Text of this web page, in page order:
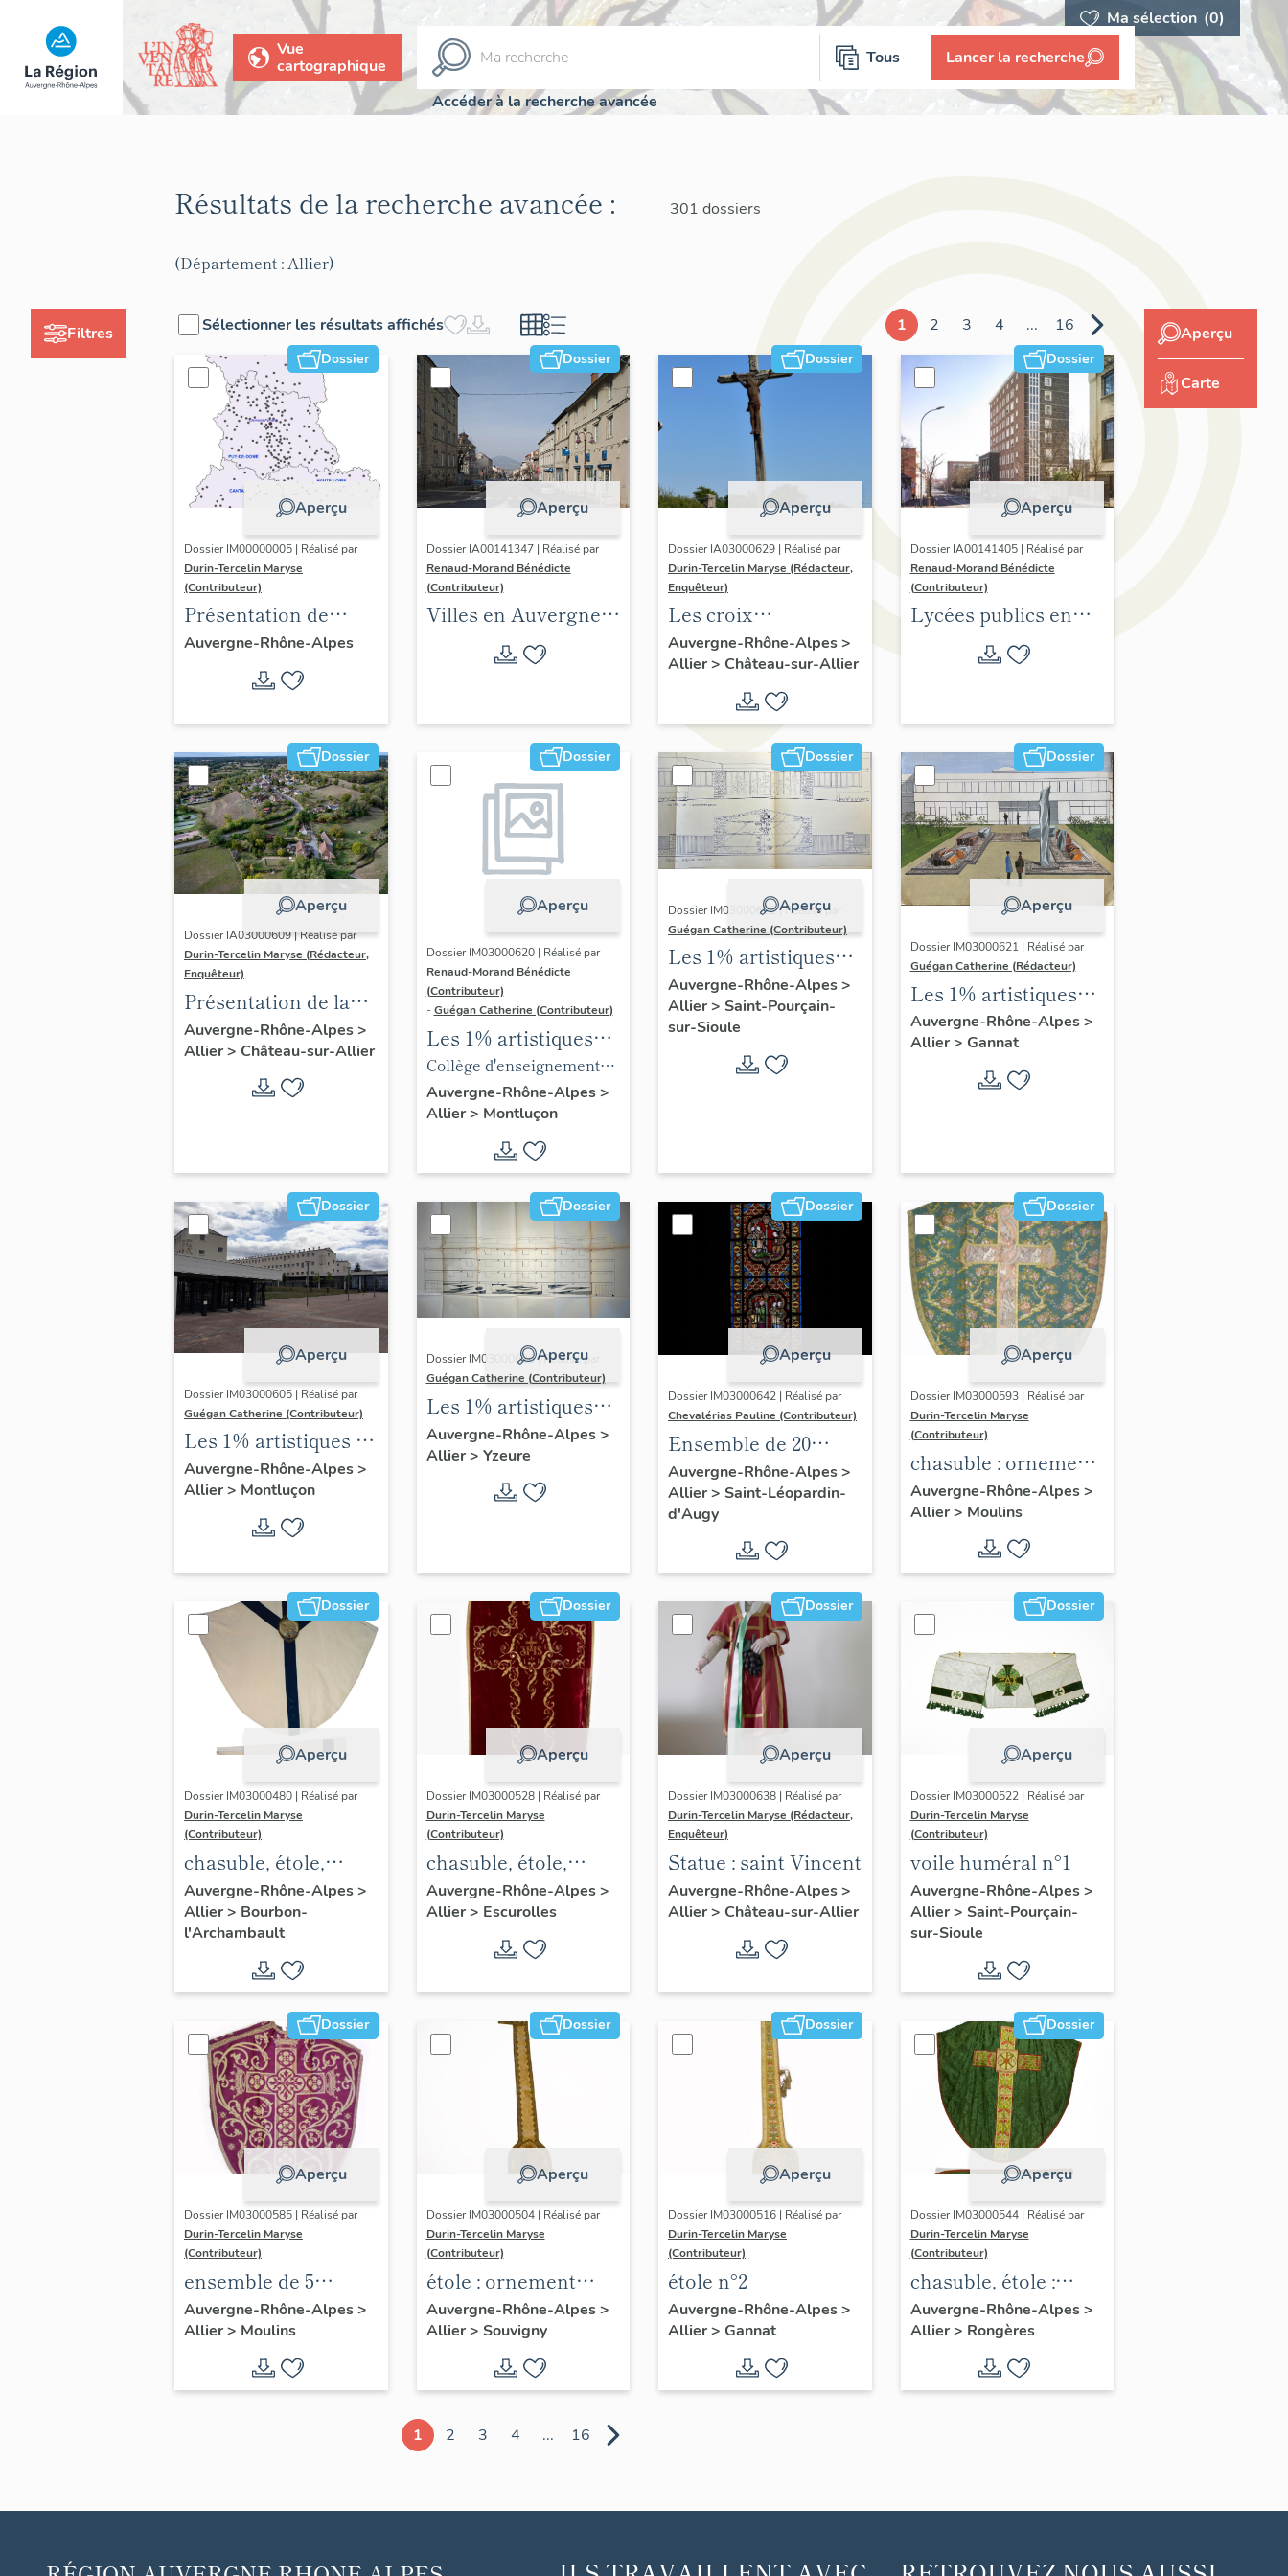
Ma sélection (0)
Vue
cartographique
Tous Lancer la recherche
Accéder à la recherche avancée
Filtres
Résultats de la recherche avancée : 301 dossiers
(Département : Allier)
Sélectionner les résultats affichés 1 2 3 4 ... 16
Dossier
Aperçu
Dossier IM00000005 | Réalisé par
Durin-Tercelin Maryse
(Contributeur)
Présentation de
l’opération tissus et
ornements
liturgiques en
Auvergne
Auvergne-Rhône-Alpes
Dossier
Aperçu
Dossier IA00141347 | Réalisé par
Renaud-Morand Bénédicte
(Contributeur)
Villes en Auvergne :
les formes urbaines
Dossier
Aperçu
Dossier IA03000629 | Réalisé par
Durin-Tercelin Maryse (Rédacteur,
Enquêteur)
Les croix
monumentales de la
commune de
Château-sur-Allier
Auvergne-Rhône-Alpes>
Allier> Château-sur-Allier
Dossier
Aperçu
Dossier IA00141405 | Réalisé par
Renaud-Morand Bénédicte
(Contributeur)
Lycées publics en
espace urbain (1802-
Dossier
Aperçu
Dossier IA03000609 | Réalisé par
Durin-Tercelin Maryse (Rédacteur,
Enquêteur)
Présentation de la
commune de
Château-sur-Allier
Auvergne-Rhône-Alpes>
Allier> Château-sur-Allier
Dossier
Aperçu
Dossier IM03000620 | Réalisé par
Renaud-Morand Bénédicte
(Contributeur)
-Guégan Catherine (Contributeur)
Les 1% artistiques
du lycée Maurice-
Guyot
Collège d'enseignement
technique, puis lycée
d'enseignement
professionnel de Nerdre,
puis lycée professionnel
Maurice-Guyot,
actuellement immeuble à
logements, boutiques,
ateliers et école
Auvergne-Rhône-Alpes>
Allier> Montluçon
Dossier
Aperçu
Dossier IM03000622 | Réalisé par
Guégan Catherine (Contributeur)
Les 1% artistiques
du lycée Blaise-de-
Vigenère
Auvergne-Rhône-Alpes>
Allier> Saint-Pourçain-
sur-Sioule
Dossier
Aperçu
Dossier IM03000621 | Réalisé par
Guégan Catherine (Rédacteur)
Les 1% artistiques
du lycée Gustave-
Eiffel
Auvergne-Rhône-Alpes>
Allier> Gannat
Dossier
Aperçu
Dossier IM03000605 | Réalisé par
Guégan Catherine (Contributeur)
Les 1% artistiques de
l'école nationale
professionnelle de
Montluçon, actuel
lycée Paul-Constans
Auvergne-Rhône-Alpes>
Allier> Montluçon
Dossier
Aperçu
Dossier IM03000626 | Réalisé par
Guégan Catherine (Contributeur)
Les 1% artistiques
du lycée Jean-
Monnet d'Yzeure
Auvergne-Rhône-Alpes>
Allier> Yzeure
Dossier
Aperçu
Dossier IM03000642 | Réalisé par
Chevalérias Pauline (Contributeur)
Ensemble de 20
verrières
Auvergne-Rhône-Alpes>
Allier> Saint-Léopardin-
d'Augy
Dossier
Aperçu
Dossier IM03000593 | Réalisé par
Durin-Tercelin Maryse
(Contributeur)
chasuble : ornement
vert n°1
Auvergne-Rhône-Alpes>
Allier> Moulins
Dossier
Aperçu
Dossier IM03000480 | Réalisé par
Durin-Tercelin Maryse
(Contributeur)
chasuble, étole,
ornement blanc n°2
Auvergne-Rhône-Alpes>
Allier> Bourbon-
l'Archambault
Dossier
Aperçu
Dossier IM03000528 | Réalisé par
Durin-Tercelin Maryse
(Contributeur)
chasuble, étole,
manipule, voile de
calice, bourse de
corporal : ornement
Auvergne-Rhône-Alpes>
Allier> Escurolles
Dossier
Aperçu
Dossier IM03000638 | Réalisé par
Durin-Tercelin Maryse (Rédacteur,
Enquêteur)
Statue : saint Vincent
Auvergne-Rhône-Alpes>
Allier> Château-sur-Allier
Dossier
Aperçu
Dossier IM03000522 | Réalisé par
Durin-Tercelin Maryse
(Contributeur)
voile huméral n°1
Auvergne-Rhône-Alpes>
Allier> Saint-Pourçain-
sur-Sioule
Dossier
Aperçu
Dossier IM03000585 | Réalisé par
Durin-Tercelin Maryse
(Contributeur)
ensemble de 5
chapes (non
étudiées), de 15
chasubles, 17
dalmatiques et les
Auvergne-Rhône-Alpes>
Allier> Moulins
Dossier
Aperçu
Dossier IM03000504 | Réalisé par
Durin-Tercelin Maryse
(Contributeur)
étole : ornement
blanc
Auvergne-Rhône-Alpes>
Allier> Souvigny
Dossier
Aperçu
Dossier IM03000516 | Réalisé par
Durin-Tercelin Maryse
(Contributeur)
étole n°2
Auvergne-Rhône-Alpes>
Allier> Gannat
Dossier
Aperçu
Dossier IM03000544 | Réalisé par
Durin-Tercelin Maryse
(Contributeur)
chasuble, étole :
ornement vert
Auvergne-Rhône-Alpes>
Allier> Rongères
1 2 3 4 ... 16
Aperçu
Carte